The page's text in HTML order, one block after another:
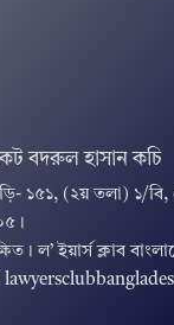
বদরুল হাসান কচি
১৫১, (২য় তলা) ১/বি,
। ল’ ইয়ার্স ক্লাব